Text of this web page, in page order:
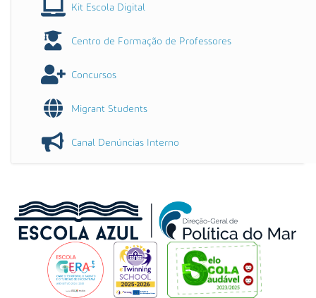
Kit Escola Digital
Centro de Formação de Professores
Concursos
Migrant Students
Canal Denúncias Interno